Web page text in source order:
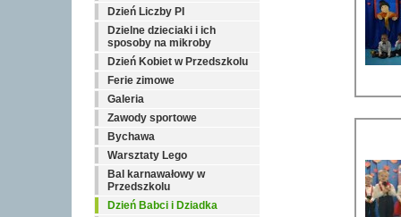
Dzień Liczby PI
Dzielne dzieciaki i ich
sposoby na mikroby
Dzień Kobiet w Przedszkolu
Ferie zimowe
Galeria
Zawody sportowe
Bychawa
Warsztaty Lego
Bal karnawałowy w
Przedszkolu
Dzień Babci i Dziadka